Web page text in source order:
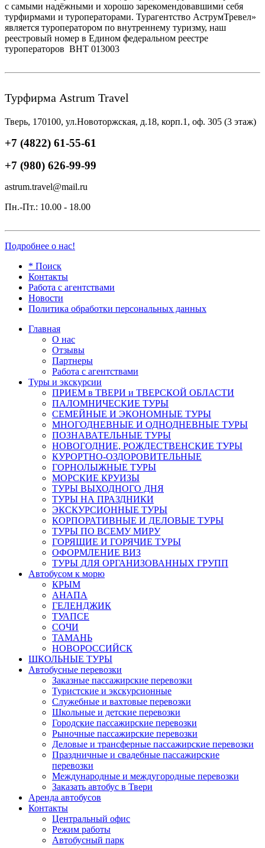
с самыми надёжными и хорошо зарекомендовавшими себя
турфирмами и туроператорами. Турагентство АструмТревел»
является туроператором по внутреннему туризму, наш
реестровый номер в Едином федеральном реестре
туроператоров ВНТ 013003
Турфирма Astrum Travel
Тверь, 170100, ул.Новоторжская, д.18, корп.1, оф. 305 (3 этаж)
+7 (4822) 61-55-61
+7 (980) 626-99-99
astrum.travel@mail.ru
Пн.-Пт.: 10.00 - 18.00
Подробнее о нас!
* Поиск
Контакты
Работа с агентствами
Новости
Политика обработки персональных данных
Главная
О нас
Отзывы
Партнеры
Работа с агентствами
Туры и экскурсии
ПРИЕМ в ТВЕРИ и ТВЕРСКОЙ ОБЛАСТИ
ПАЛОМНИЧЕСКИЕ ТУРЫ
СЕМЕЙНЫЕ И ЭКОНОМНЫЕ ТУРЫ
МНОГОДНЕВНЫЕ И ОДНОДНЕВНЫЕ ТУРЫ
ПОЗНАВАТЕЛЬНЫЕ ТУРЫ
НОВОГОДНИЕ, РОЖДЕСТВЕНСКИЕ ТУРЫ
КУРОРТНО-ОЗДОРОВИТЕЛЬНЫЕ
ГОРНОЛЫЖНЫЕ ТУРЫ
МОРСКИЕ КРУИЗЫ
ТУРЫ ВЫХОДНОГО ДНЯ
ТУРЫ НА ПРАЗДНИКИ
ЭКСКУРСИОННЫЕ ТУРЫ
КОРПОРАТИВНЫЕ И ДЕЛОВЫЕ ТУРЫ
ТУРЫ ПО ВСЕМУ МИРУ
ГОРЯЩИЕ И ГОРЯЧИЕ ТУРЫ
ОФОРМЛЕНИЕ ВИЗ
ТУРЫ ДЛЯ ОРГАНИЗОВАННЫХ ГРУПП
Автобусом к морю
КРЫМ
АНАПА
ГЕЛЕНДЖИК
ТУАПСЕ
СОЧИ
ТАМАНЬ
НОВОРОССИЙСК
ШКОЛЬНЫЕ ТУРЫ
Автобусные перевозки
Заказные пассажирские перевозки
Туристские и экскурсионные
Служебные и вахтовые перевозки
Школьные и детские перевозки
Городские пассажирские перевозки
Рыночные пассажирские перевозки
Деловые и трансферные пассажирские перевозки
Праздничные и свадебные пассажирские
перевозки
Международные и междугородные перевозки
Заказать автобус в Твери
Аренда автобусов
Контакты
Центральный офис
Режим работы
Автобусный парк